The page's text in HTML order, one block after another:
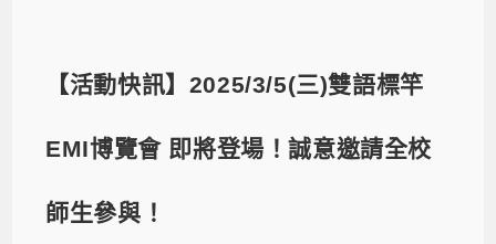
【活動快訊】2025/3/5(三)雙語標竿
EMI博覽會 即將登場！誠意邀請全校
師生參與！